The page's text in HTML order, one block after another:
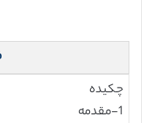
چکیده
1-مقدمه